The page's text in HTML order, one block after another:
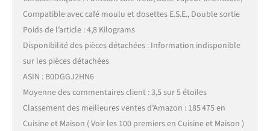
Compatible avec café moulu et dosettes E.S.E., Double sortie
Poids de l’article : 4,8 Kilograms
Disponibilité des pièces détachées : Information indisponible
sur les pièces détachées
ASIN : B0DGGJ2HN6
Moyenne des commentaires client : 3,5 sur 5 étoiles
Classement des meilleures ventes d’Amazon : 185 475 en
Cuisine et Maison ( Voir les 100 premiers en Cuisine et Maison )